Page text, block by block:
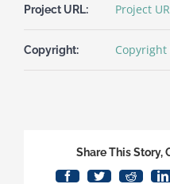
Project URL: Project
Copyright: Copyright
Share This Story,
FacebookTwitterReddit